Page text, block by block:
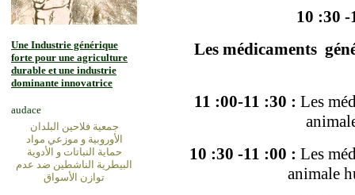
Une Industrie générique
forte pour une agriculture
durable et une industrie
dominante innovatrice
audace
جمعية فلاحين البلدان
الأوروبية و موزعي مواد
حماية النباتات و الأدوية
البيطرية الناشطين ضد عدم
توازن الأسواق
10 :30 -
Les médicaments
11 :00-11 :30 : Les
10 :30 -11 :00 : Les
animale